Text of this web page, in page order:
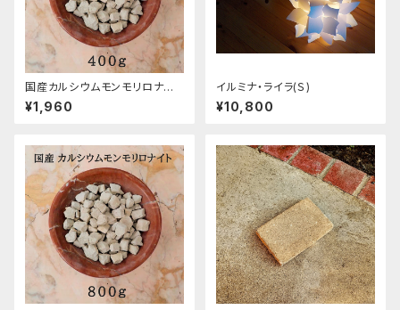
国産カルシウムモンモリロナイト
（カルシウムベントナイト）固形/
400g
¥1,960
イルミナ・ライラ(Ｓ)
¥10,800